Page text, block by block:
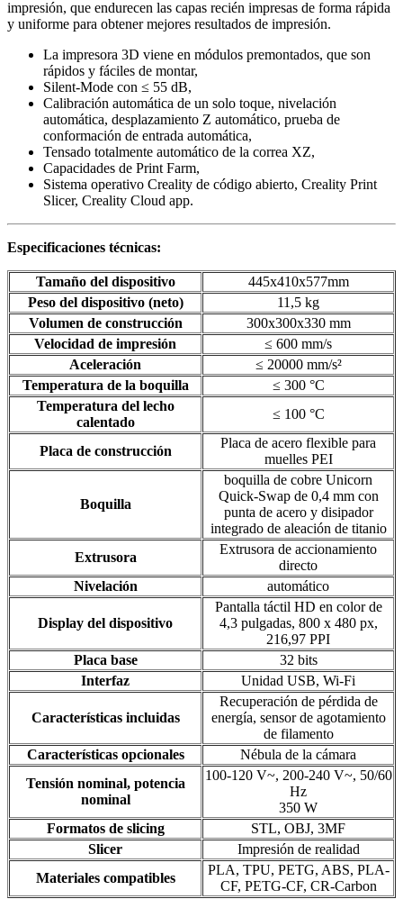
impresión, que endurecen las capas recién impresas de forma rápida
y uniforme para obtener mejores resultados de impresión.
La impresora 3D viene en módulos premontados, que son
rápidos y fáciles de montar,
Silent-Mode con ≤ 55 dB,
Calibración automática de un solo toque, nivelación
automática, desplazamiento Z automático, prueba de
conformación de entrada automática,
Tensado totalmente automático de la correa XZ,
Capacidades de Print Farm,
Sistema operativo Creality de código abierto, Creality Print
Slicer, Creality Cloud app.
Especificaciones técnicas:
Tamaño del dispositivo
445x410x577mm
Peso del dispositivo (neto)
11,5 kg
Volumen de construcción
300x300x330 mm
Velocidad de impresión
≤ 600 mm/s
Aceleración
≤ 20000 mm/s²
Temperatura de la boquilla
≤ 300 °C
Temperatura del lecho
calentado
≤ 100 °C
Placa de construcción
Placa de acero flexible para
muelles PEI
Boquilla
boquilla de cobre Unicorn
Quick-Swap de 0,4 mm con
punta de acero y disipador
integrado de aleación de titanio
Extrusora
Extrusora de accionamiento
directo
Nivelación
automático
Display del dispositivo
Pantalla táctil HD en color de
4,3 pulgadas, 800 x 480 px,
216,97 PPI
Placa base
32 bits
Interfaz
Unidad USB, Wi-Fi
Características incluidas
Recuperación de pérdida de
energía, sensor de agotamiento
de filamento
Características opcionales
Nébula de la cámara
Tensión nominal, potencia
nominal
100-120 V~, 200-240 V~, 50/60
Hz
350 W
Formatos de slicing
STL, OBJ, 3MF
Slicer
Impresión de realidad
Materiales compatibles
PLA, TPU, PETG, ABS, PLA-
CF, PETG-CF, CR-Carbon